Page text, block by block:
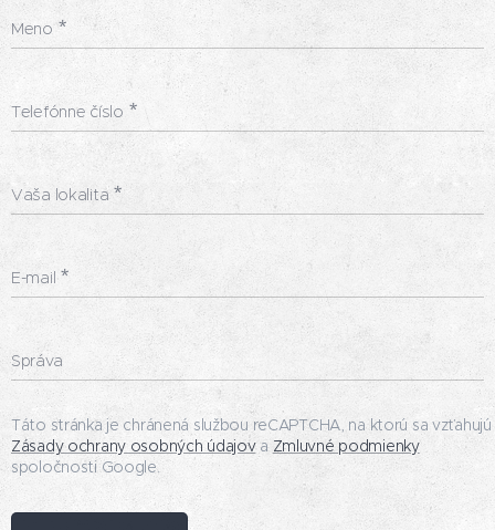
Meno
Telefónne číslo
Vaša lokalita
E-mail
Správa
Táto stránka je chránená službou reCAPTCHA, na ktorú sa vzťahujú
Zásady ochrany osobných údajova Zmluvné podmienky
spoločnosti Google.